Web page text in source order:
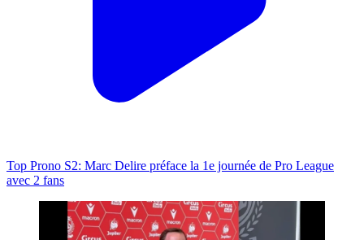
Top Prono S2: Marc Delire préface la 1e journée de Pro League
avec 2 fans